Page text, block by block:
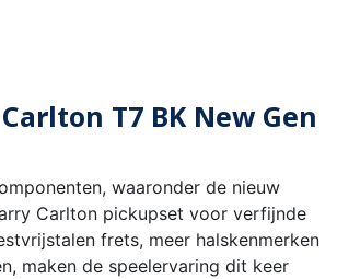
T7 BK New Gen
waaronder de nieuw
Carlton pickupset voor verfijnde
frets, meer halskenmerken
maken de speelervaring dit keer